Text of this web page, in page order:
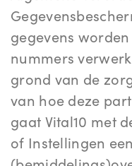
gegevens
nummers
grond van de
van hoe deze
gaat Vital10 met
of Instellingen een